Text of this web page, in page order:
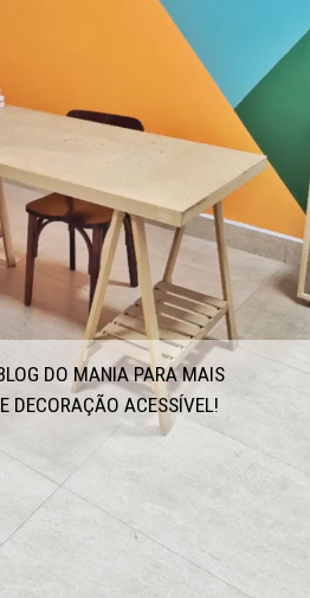
DO MANIA PARA MAIS
DECORAÇÃO ACESSÍVEL!